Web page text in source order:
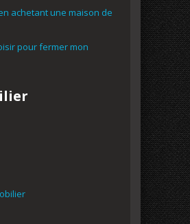
achetant une maison de
pour fermer mon